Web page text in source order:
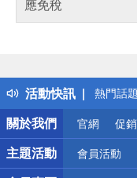
應免稅
活動快訊
得獎公
熱門話題
銀行優
偏遠地
詐騙網
關於我們
官網 促
主題活動 會員活動